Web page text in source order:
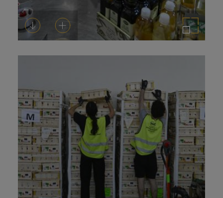
DescargarAñadir al carrito Ampliar imagen